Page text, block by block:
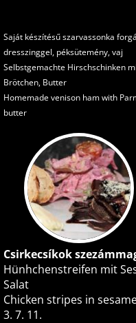
Saját készítésű szarvassonka
dresszinggel, péksütemény, vaj
Selbstgemachte Hirschschinken
Brötchen, Butter
Homemade venison ham with
butter
Csirkecsíkok
Hünhchenstreifen mit
Salat
Chicken stripes in
3. 7. 11.